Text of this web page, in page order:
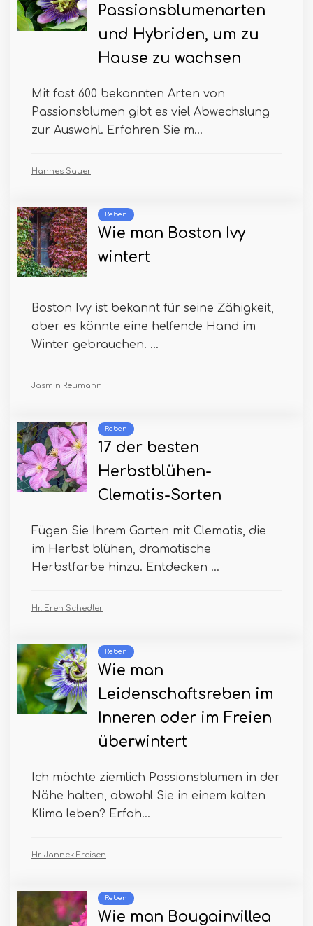
Passionsblumenarten
und Hybriden, um zu
Hause zu wachsen
Mit fast 600 bekannten Arten von
Passionsblumen gibt es viel Abwechslung
zur Auswahl. Erfahren Sie m...
Hannes Sauer
Reben
Wie man Boston Ivy
wintert
Boston Ivy ist bekannt für seine Zähigkeit,
aber es könnte eine helfende Hand im
Winter gebrauchen. ...
Jasmin Reumann
Reben
17 der besten
Herbstblühen-
Clematis-Sorten
Fügen Sie Ihrem Garten mit Clematis, die
im Herbst blühen, dramatische
Herbstfarbe hinzu. Entdecken ...
Hr. Eren Schedler
Reben
Wie man
Leidenschaftsreben im
Inneren oder im Freien
überwintert
Ich möchte ziemlich Passionsblumen in der
Nähe halten, obwohl Sie in einem kalten
Klima leben? Erfah...
Hr. Jannek Freisen
Reben
Wie man Bougainvillea